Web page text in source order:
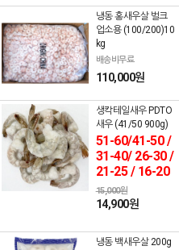
냉동 홍새우살 벌크
업소용 (100/200)10
kg
배송비무료
110,000원
생칵테일새우 PDTO
새우 (41/50 900g)
51-60/41-50 /
31-40/ 26-30 /
21-25 / 16-20
15,000원
14,900원
냉동 백새우살 200g